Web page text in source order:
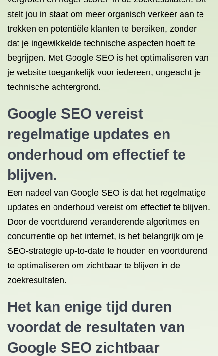
stelt jou in staat om meer organisch verkeer aan te
trekken en potentiële klanten te bereiken, zonder
dat je ingewikkelde technische aspecten hoeft te
begrijpen. Met Google SEO is het optimaliseren van
je website toegankelijk voor iedereen, ongeacht je
technische achtergrond.
Google SEO vereist
regelmatige updates en
onderhoud om effectief te
blijven.
Een nadeel van Google SEO is dat het regelmatige
updates en onderhoud vereist om effectief te blijven.
Door de voortdurend veranderende algoritmes en
concurrentie op het internet, is het belangrijk om je
SEO-strategie up-to-date te houden en voortdurend
te optimaliseren om zichtbaar te blijven in de
zoekresultaten.
Het kan enige tijd duren
voordat de resultaten van
Google SEO zichtbaar